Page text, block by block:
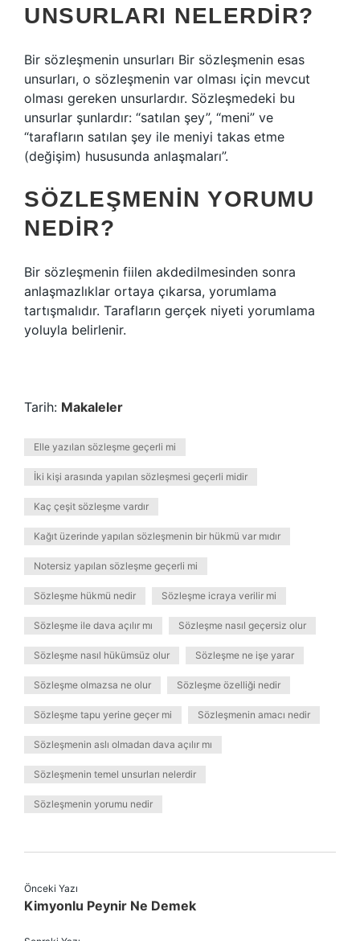
UNSURLARI NELERDIR?
Bir sözleşmenin unsurları Bir sözleşmenin esas
unsurları, o sözleşmenin var olması için mevcut
olması gereken unsurlardır. Sözleşmedeki bu
unsurlar şunlardır: “satılan şey”, “meni” ve
“tarafların satılan şey ile meniyi takas etme
(değişim) hususunda anlaşmaları”.
SÖZLEŞMENIN YORUMU
NEDIR?
Bir sözleşmenin fiilen akdedilmesinden sonra
anlaşmazlıklar ortaya çıkarsa, yorumlama
tartışmalıdır. Tarafların gerçek niyeti yorumlama
yoluyla belirlenir.
Tarih: Makaleler
Elle yazılan sözleşme geçerli mi
İki kişi arasında yapılan sözleşmesi geçerli midir
Kaç çeşit sözleşme vardır
Kağıt üzerinde yapılan sözleşmenin bir hükmü var mıdır
Notersiz yapılan sözleşme geçerli mi
Sözleşme hükmü nedir Sözleşme icraya verilir mi
Sözleşme ile dava açılır mı Sözleşme nasıl geçersiz olur
Sözleşme nasıl hükümsüz olur Sözleşme ne işe yarar
Sözleşme olmazsa ne olur Sözleşme özelliği nedir
Sözleşme tapu yerine geçer mi Sözleşmenin amacı nedir
Sözleşmenin aslı olmadan dava açılır mı
Sözleşmenin temel unsurları nelerdir
Sözleşmenin yorumu nedir
Önceki Yazı
Kimyonlu Peynir Ne Demek